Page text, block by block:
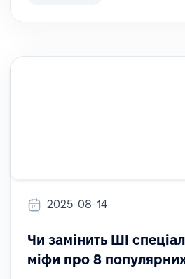
2025-08-14
Чи замінить ШІ
міфи про 8